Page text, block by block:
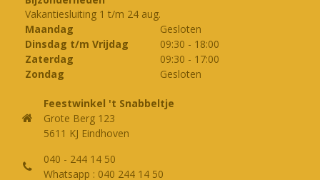
Vakantiesluiting 1 t/m 24 aug.
Maandag
Gesloten
Dinsdag t/m Vrijdag
09:30 - 18:00
Zaterdag
09:30 - 17:00
Zondag
Gesloten
Feestwinkel 't Snabbeltje
Grote Berg 123
5611 KJ Eindhoven
040 - 244 14 50
Whatsapp : 040 244 14 50